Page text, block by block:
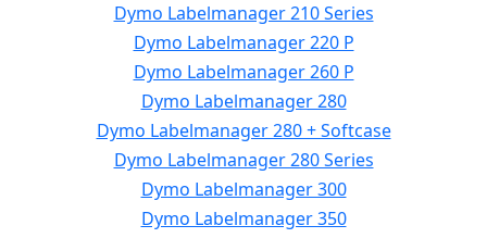
Dymo Labelmanager 210 Series
Dymo Labelmanager 220 P
Dymo Labelmanager 260 P
Dymo Labelmanager 280
Dymo Labelmanager 280 + Softcase
Dymo Labelmanager 280 Series
Dymo Labelmanager 300
Dymo Labelmanager 350